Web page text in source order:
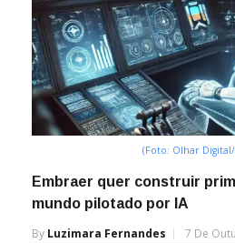
(Foto: Olhar Digital/
Embraer quer construir
mundo pilotado por IA
By Luzimara Fernandes 7 De